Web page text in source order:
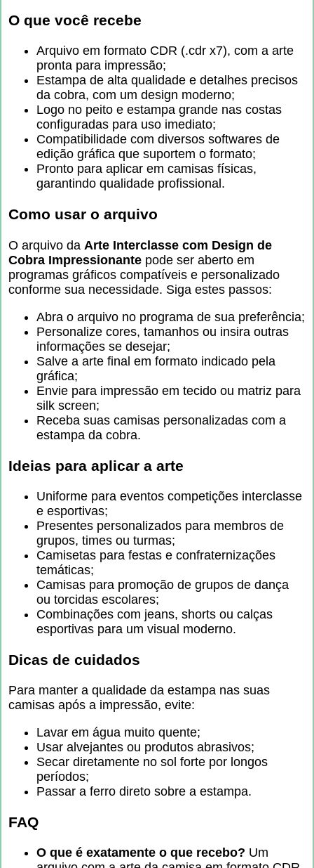
O que você recebe
Arquivo em formato CDR (.cdr x7), com a arte
pronta para impressão;
Estampa de alta qualidade e detalhes precisos
da cobra, com um design moderno;
Logo no peito e estampa grande nas costas
configuradas para uso imediato;
Compatibilidade com diversos softwares de
edição gráfica que suportem o formato;
Pronto para aplicar em camisas físicas,
garantindo qualidade profissional.
Como usar o arquivo
O arquivo da Arte Interclasse com Design de
Cobra Impressionante pode ser aberto em
programas gráficos compatíveis e personalizado
conforme sua necessidade. Siga estes passos:
Abra o arquivo no programa de sua preferência;
Personalize cores, tamanhos ou insira outras
informações se desejar;
Salve a arte final em formato indicado pela
gráfica;
Envie para impressão em tecido ou matriz para
silk screen;
Receba suas camisas personalizadas com a
estampa da cobra.
Ideias para aplicar a arte
Uniforme para eventos competições interclasse
e esportivas;
Presentes personalizados para membros de
grupos, times ou turmas;
Camisetas para festas e confraternizações
temáticas;
Camisas para promoção de grupos de dança
ou torcidas escolares;
Combinações com jeans, shorts ou calças
esportivas para um visual moderno.
Dicas de cuidados
Para manter a qualidade da estampa nas suas
camisas após a impressão, evite:
Lavar em água muito quente;
Usar alvejantes ou produtos abrasivos;
Secar diretamente no sol forte por longos
períodos;
Passar a ferro direto sobre a estampa.
FAQ
O que é exatamente o que recebo? Um